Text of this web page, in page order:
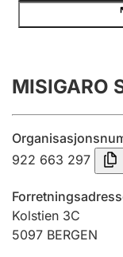
Årsregnskap
Innsending og
Jeger
MISIGARO
922 663 297
Kolstien 3C
5097 BERGEN